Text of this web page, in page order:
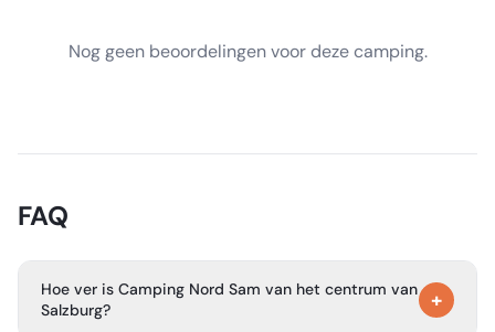
Nog geen beoordelingen voor deze camping.
FAQ
Hoe ver is Camping Nord Sam van het centrum van
Salzburg?
+